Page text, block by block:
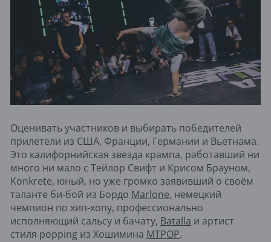
Оценивать участников и выбирать победителей
прилетели из США, Франции, Германии и Вьетнама.
Это калифорнийская звезда крампа, работавший ни
много ни мало с Тейлор Свифт и Крисом Брауном,
Konkrete, юный, но уже громко заявивший о своём
таланте би-бой из Бордо Marlone, немецкий
чемпион по хип-хопу, профессионально
исполняющий сальсу и бачату, Batalla и артист
стиля popping из Хошимина MTPOP.